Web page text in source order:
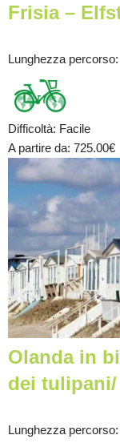
Frisia –
Lunghezza percorso:
Difficoltà: Facile
A partire da: 725.00€
Olanda in
dei tulipani/
Lunghezza percorso